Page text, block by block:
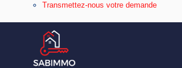
Transmettez-nous votre demande